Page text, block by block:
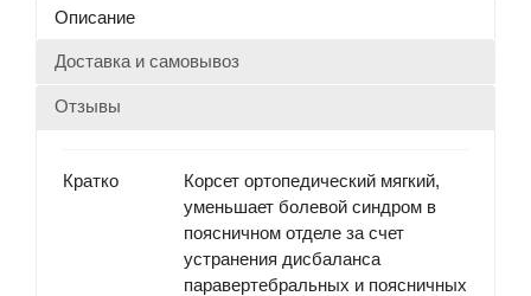
Описание
Доставка и самовывоз
Отзывы
Кратко
Корсет ортопедический мягкий,
уменьшает болевой синдром в
поясничном отделе за счет
устранения дисбаланса
паравертебральных и поясничных